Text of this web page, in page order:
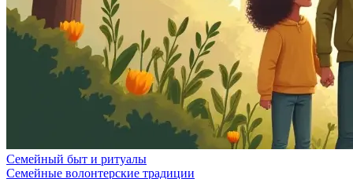
Семейный быт и ритуалы
Семейные волонтерские традиции